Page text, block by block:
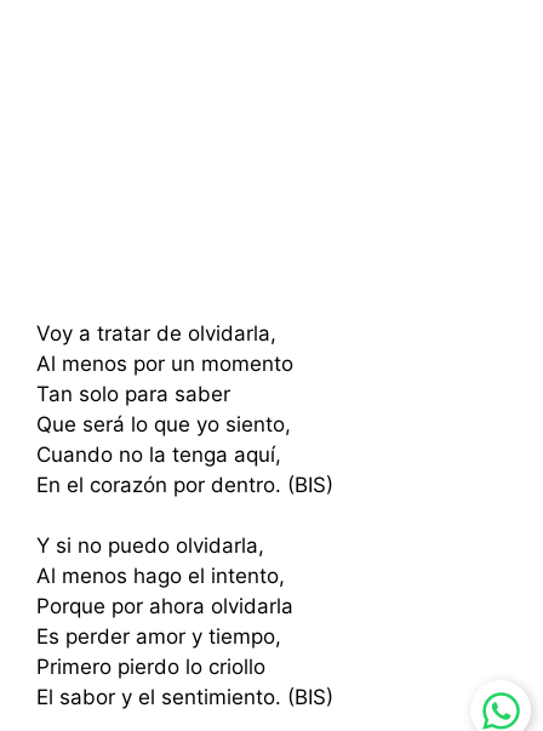
Voy a tratar de olvidarla,
Al menos por un momento
Tan solo para saber
Que será lo que yo siento,
Cuando no la tenga aquí,
En el corazón por dentro. (BIS)
Y si no puedo olvidarla,
Al menos hago el intento,
Porque por ahora olvidarla
Es perder amor y tiempo,
Primero pierdo lo criollo
El sabor y el sentimiento. (BIS)